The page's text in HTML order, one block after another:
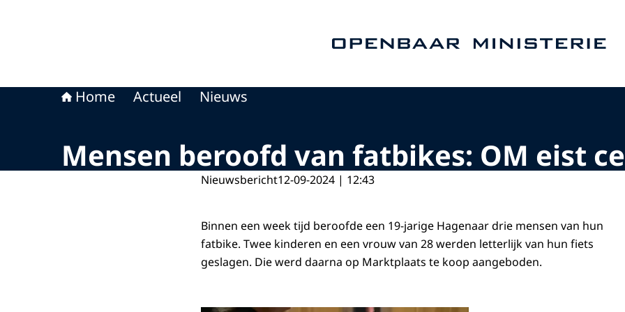
Home Actueel Nieuws
Mensen beroofd van fatbikes: OM eist
Nieuwsbericht12-09-2024 | 12:43
Binnen een week tijd beroofde een 19-jarige Hagenaar drie mensen van hun
fatbike. Twee kinderen en een vrouw van 28 werden letterlijk van hun fiets
geslagen. Die werd daarna op Marktplaats te koop aangeboden.